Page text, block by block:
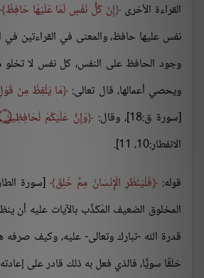
القراءة الأخرى إِنْ كُلُّ نَفْسٍ لَمَا عَلَيْهَا حَافِظٌ
نفس عليها حافظ، والمعنى في القراءتين في
وجود الحافظ على النفس، كل نفس لا
ويحصي أعمالها، قال تعالى: مَا يَلْفِظُ مِنْ
[سورة ق:18]، وقال:
وَإِنَّ عَلَيْكُمْ لَحَافِظِينَ ۝ كِرَامًا كَاتِبِينَ
الانفطار:10، 11].
قوله: فَلْيَنْظُرِ الْإِنْسَانُ مِمَّ خُلِقَ
المخلوق الضعيف المُكَذِّب بالآيات عليه أن
قدرة الله -تبارك وتعالى- عليه، وكيف
خلقًا سويًّا، فالذي فعل به ذلك قادر على إعادته